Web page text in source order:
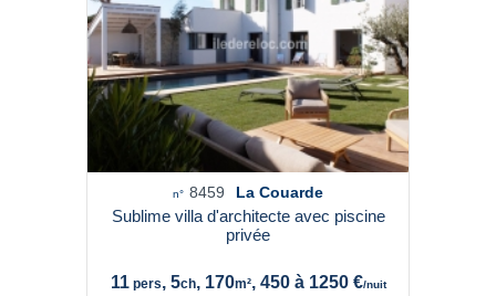
n° 8459 La Couarde
Sublime villa d'architecte avec piscine
privée
11pers, 5ch, 170m², 450 à 1250 €/nuit